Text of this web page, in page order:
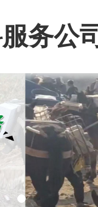
务公